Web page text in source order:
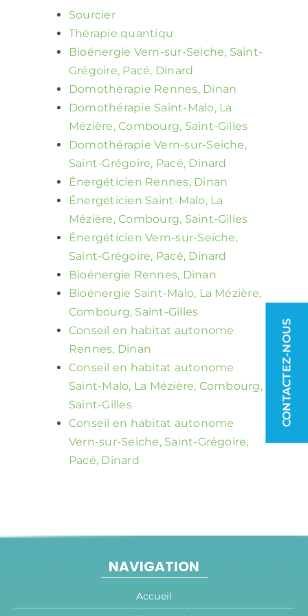
Sourcier
Thérapie quantiqu
Bioénergie Vern-sur-Seiche, Saint-
Grégoire, Pacé, Dinard
Domothérapie Rennes, Dinan
Domothérapie Saint-Malo, La
Mézière, Combourg, Saint-Gilles
Domothérapie Vern-sur-Seiche,
Saint-Grégoire, Pacé, Dinard
Énergéticien Rennes, Dinan
Énergéticien Saint-Malo, La
Mézière, Combourg, Saint-Gilles
Énergéticien Vern-sur-Seiche,
Saint-Grégoire, Pacé, Dinard
Bioénergie Rennes, Dinan
Bioénergie Saint-Malo, La Mézière,
Combourg, Saint-Gilles
Conseil en habitat autonome
Rennes, Dinan
Conseil en habitat autonome
Saint-Malo, La Mézière, Combourg,
Saint-Gilles
Conseil en habitat autonome
Vern-sur-Seiche, Saint-Grégoire,
Pacé, Dinard
NAVIGATION
Accueil
CONTACTEZ-NOUS